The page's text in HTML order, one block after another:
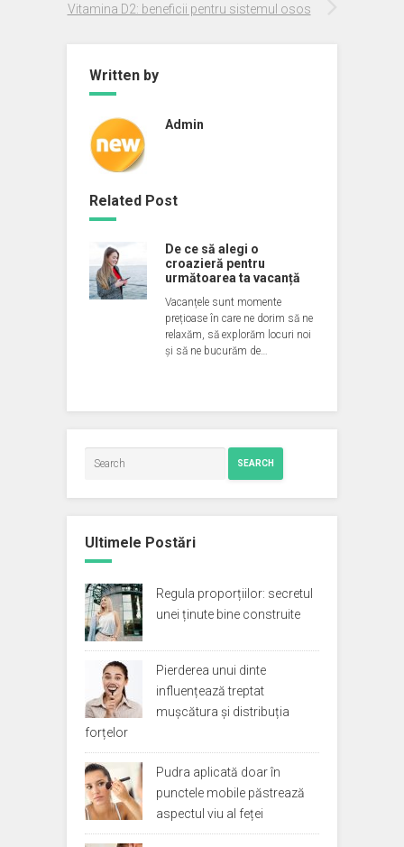
Vitamina D2: beneficii pentru sistemul osos
Written by
Admin
Related Post
De ce să alegi o
croazieră pentru
următoarea ta vacanță
Vacanțele sunt momente
prețioase în care ne dorim să ne
relaxăm, să explorăm locuri noi
și să ne bucurăm de…
SEARCH
Ultimele Postări
Regula proporțiilor: secretul
unei ținute bine construite
Pierderea unui dinte
influențează treptat
mușcătura și distribuția
forțelor
Pudra aplicată doar în
punctele mobile păstrează
aspectul viu al feței